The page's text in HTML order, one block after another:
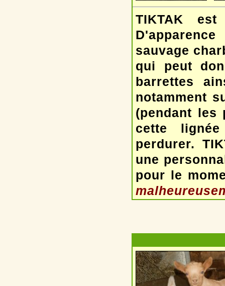
TIKTAK
sauvage
qui peut
barrettes
notamment
(pendant les
cette
perdurer.
une
pour le